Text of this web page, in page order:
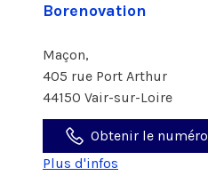
Borenovation
Maçon,
405 rue Port Arthur
44150 Vair-sur-Loire
Obtenir le numéro
Plus d'infos